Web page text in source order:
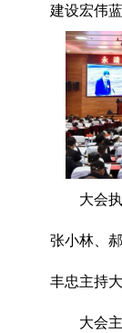
建设宏伟蓝
大会
张小林、
丰忠主持大
大会